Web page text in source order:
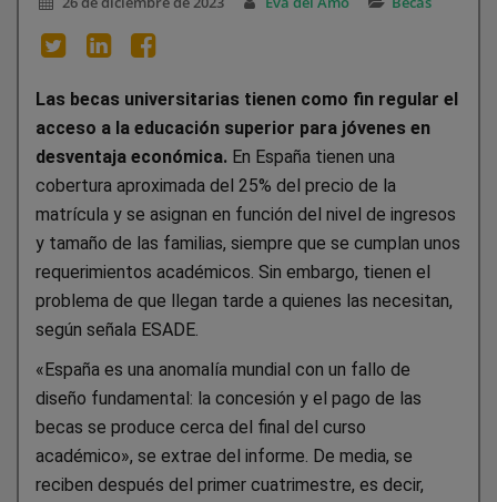
Las becas universitarias tienen como fin regular el
acceso a la educación superior para jóvenes en
desventaja económica. En España tienen una
cobertura aproximada del 25% del precio de la
matrícula y se asignan en función del nivel de ingresos
y tamaño de las familias, siempre que se cumplan unos
requerimientos académicos. Sin embargo, tienen el
problema de que llegan tarde a quienes las necesitan,
según señala ESADE.
«España es una anomalía mundial con un fallo de
diseño fundamental: la concesión y el pago de las
becas se produce cerca del final del curso
académico», se extrae del informe. De media, se
reciben después del primer cuatrimestre, es decir,